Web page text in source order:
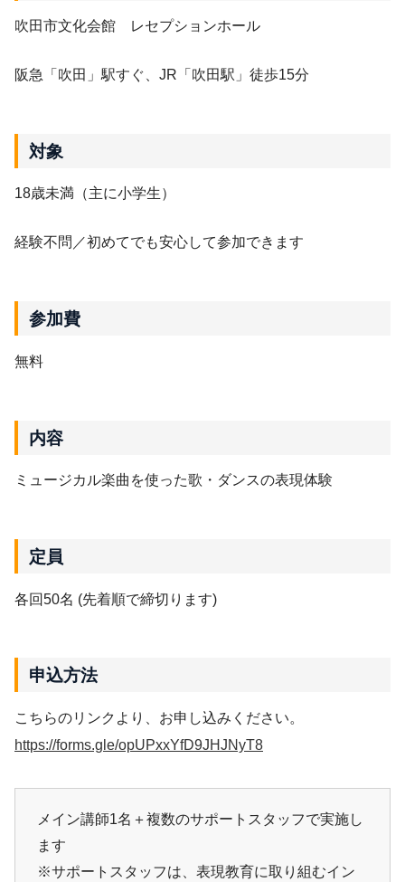
吹田市文化会館 レセプションホール
阪急「吹田」駅すぐ、JR「吹田駅」徒歩15分
対象
18歳未満（主に小学生）
経験不問／初めてでも安心して参加できます
参加費
無料
内容
ミュージカル楽曲を使った歌・ダンスの表現体験
定員
各回50名 (先着順で締切ります)
申込方法
こちらのリンクより、お申し込みください。
https://forms.gle/opUPxxYfD9JHJNyT8
メイン講師1名＋複数のサポートスタッフで実施し
ます
※サポートスタッフは、表現教育に取り組むイン